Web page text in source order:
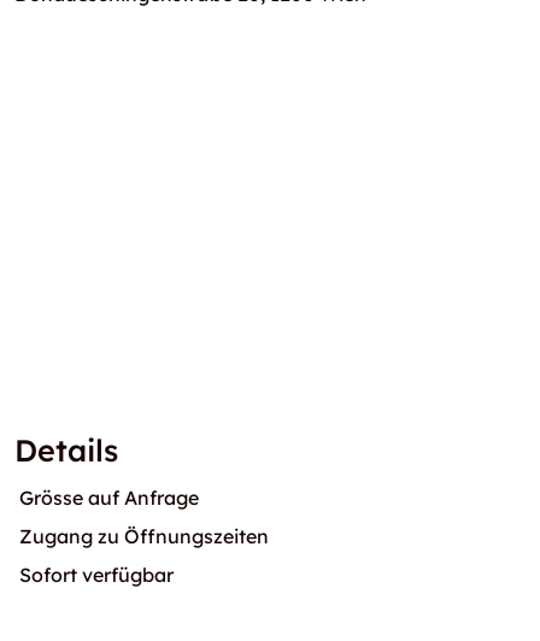
Details
Grösse auf Anfrage
Zugang zu Öffnungszeiten
Sofort verfügbar